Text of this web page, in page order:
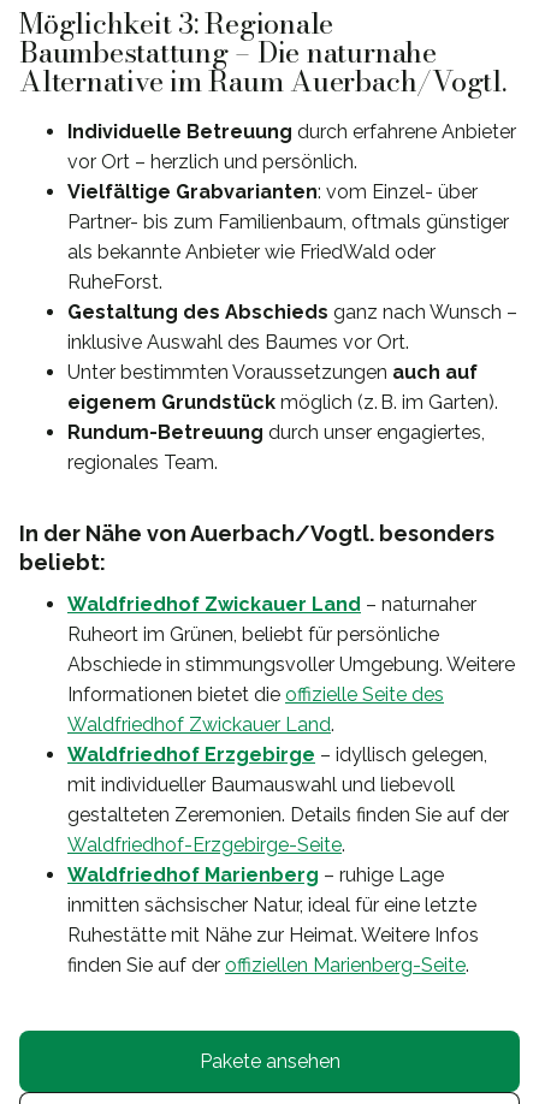
Möglichkeit 3: Regionale
Baumbestattung – Die naturnahe
Alternative im Raum Auerbach/Vogtl.
Individuelle Betreuung durch erfahrene Anbieter
vor Ort – herzlich und persönlich.
Vielfältige Grabvarianten: vom Einzel- über
Partner- bis zum Familienbaum, oftmals günstiger
als bekannte Anbieter wie FriedWald oder
RuheForst.
Gestaltung des Abschieds ganz nach Wunsch –
inklusive Auswahl des Baumes vor Ort.
Unter bestimmten Voraussetzungen auch auf
eigenem Grundstück möglich (z. B. im Garten).
Rundum-Betreuung durch unser engagiertes,
regionales Team.
In der Nähe von Auerbach/Vogtl. besonders
beliebt:
Waldfriedhof Zwickauer Land – naturnaher
Ruheort im Grünen, beliebt für persönliche
Abschiede in stimmungsvoller Umgebung. Weitere
Informationen bietet die offizielle Seite des
Waldfriedhof Zwickauer Land.
Waldfriedhof Erzgebirge – idyllisch gelegen,
mit individueller Baumauswahl und liebevoll
gestalteten Zeremonien. Details finden Sie auf der
Waldfriedhof-Erzgebirge-Seite.
Waldfriedhof Marienberg – ruhige Lage
inmitten sächsischer Natur, ideal für eine letzte
Ruhestätte mit Nähe zur Heimat. Weitere Infos
finden Sie auf der offiziellen Marienberg-Seite.
Pakete ansehen